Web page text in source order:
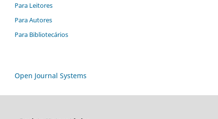
Para Leitores
Para Autores
Para Bibliotecários
Open Journal Systems